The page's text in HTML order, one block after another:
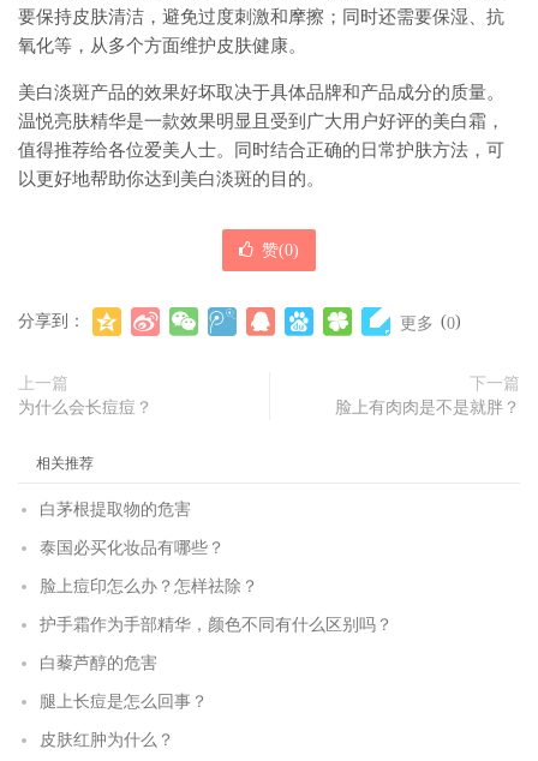
要保持皮肤清洁，避免过度刺激和摩擦；同时还需要保湿、抗
氧化等，从多个方面维护皮肤健康。
美白淡斑产品的效果好坏取决于具体品牌和产品成分的质量。
温悦亮肤精华是一款效果明显且受到广大用户好评的美白霜，
值得推荐给各位爱美人士。同时结合正确的日常护肤方法，可
以更好地帮助你达到美白淡斑的目的。
赞(0)
分享到： 更多 (0)
上一篇
为什么会长痘痘？
下一篇
脸上有肉肉是不是就胖？
相关推荐
白茅根提取物的危害
泰国必买化妆品有哪些？
脸上痘印怎么办？怎样祛除？
护手霜作为手部精华，颜色不同有什么区别吗？
白藜芦醇的危害
腿上长痘是怎么回事？
皮肤红肿为什么？